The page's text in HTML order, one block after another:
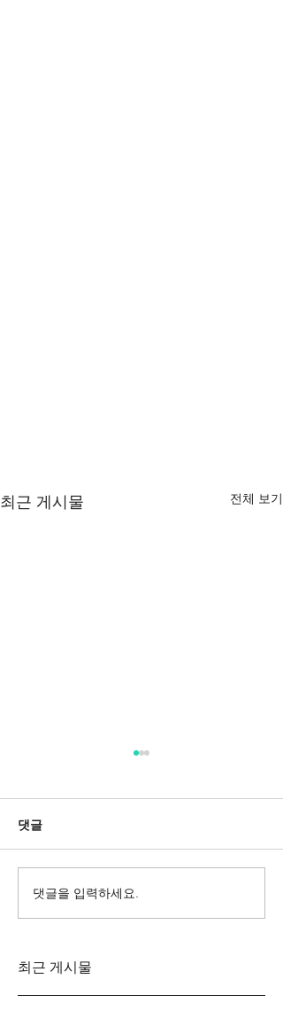
최근 게시물 전체 보기
Messa da Requiem
댓글
댓글을 입력하세요.
최근 게시물